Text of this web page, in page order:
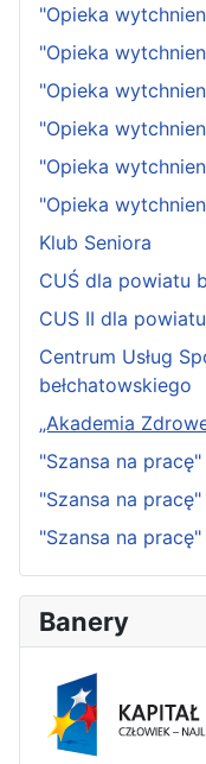
"Opieka
"Opieka
"Opieka
"Opieka
"Opieka
"Opieka
Klub Seniora
CUŚ dla powiatu
CUS II dla
Centrum Usług
bełchatowskiego
„Akademia
"Szansa na
"Szansa na
"Szansa na
Banery